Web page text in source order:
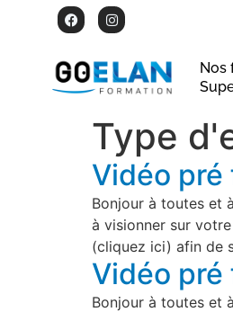
Nos
Type
Vidéo pré
Bonjour à toutes et
à visionner sur
(cliquez ici) afin de
Vidéo pré
Bonjour à toutes et